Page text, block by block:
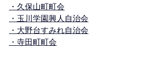
・久保山町町会
・玉川学園興人自治会
・大野台すみれ自治会
・寺田町町会